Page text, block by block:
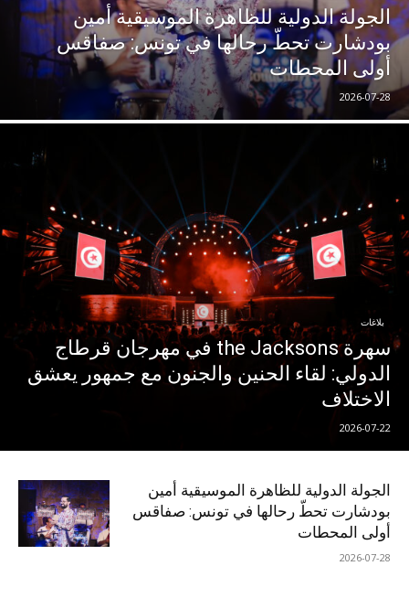
الجولة الدولية للظاهرة الموسيقية أمين
بودشارت تحطّ رحالها في تونس: صفاقس
أولى المحطات
2026-07-28
بلاغات
سهرة the Jacksons في مهرجان قرطاج
الدولي: لقاء الحنين والجنون مع جمهور يعشق
الاختلاف
2026-07-22
الجولة الدولية للظاهرة الموسيقية أمين
بودشارت تحطّ رحالها في تونس: صفاقس
أولى المحطات
2026-07-28